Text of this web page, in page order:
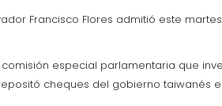
Francisco Flores admitió este
especial parlamentaria que
cheques del gobierno taiwanés